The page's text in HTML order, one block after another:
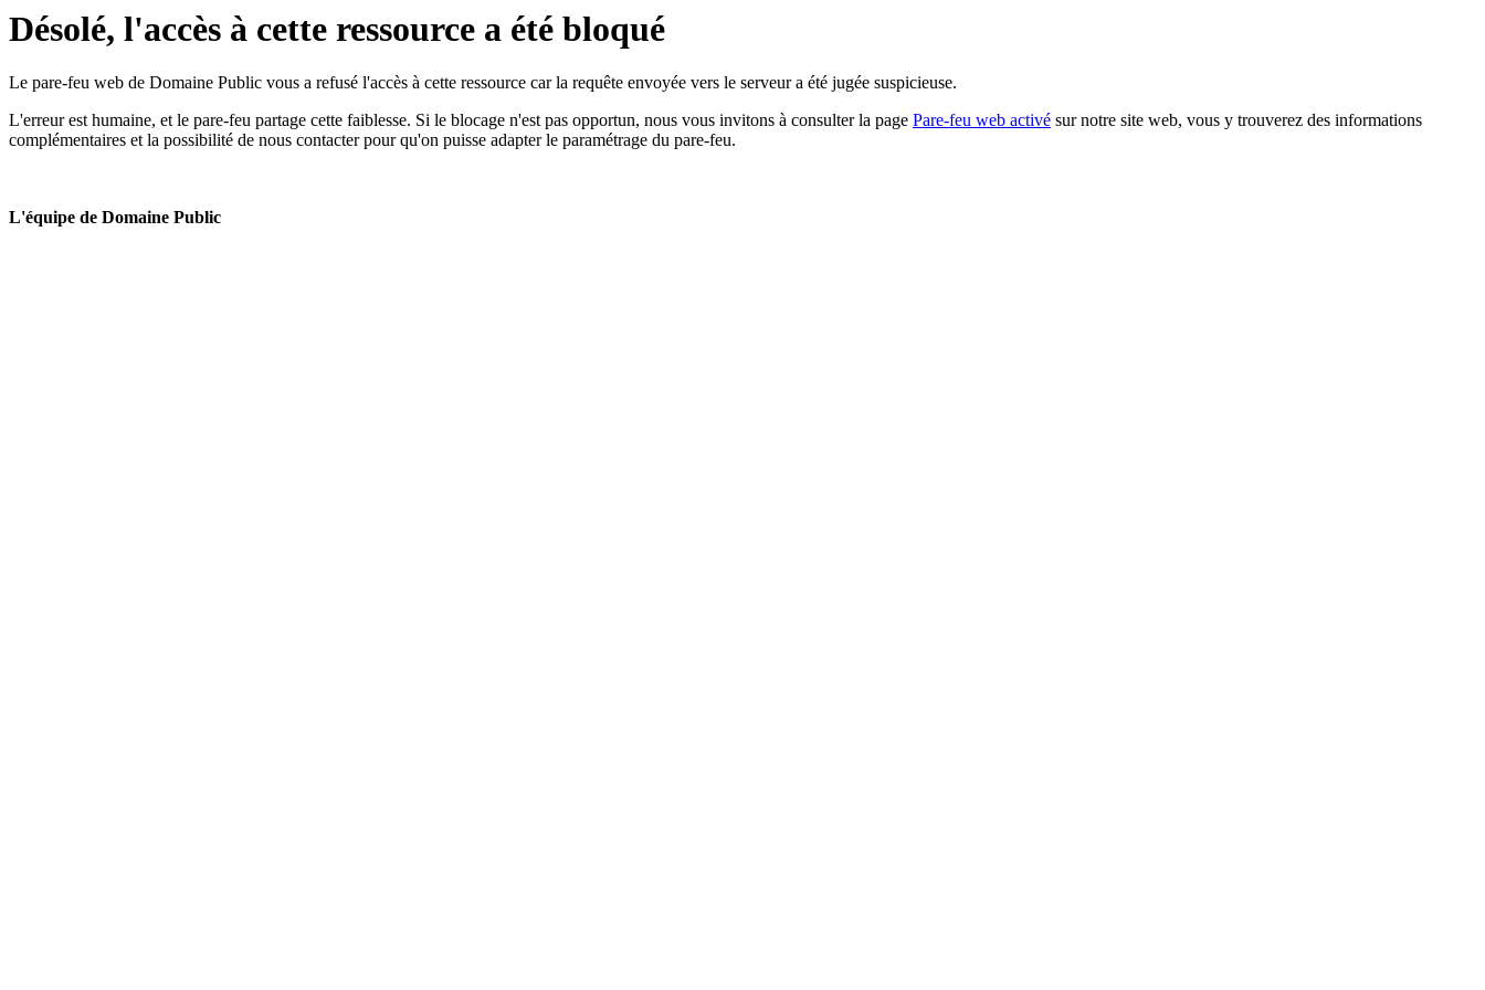
Désolé, l'accès à cette ressource a été bloqué
Le pare-feu web de Domaine Public vous a refusé l'accès à cette ressource car la requête envoyée vers le serveur a été jugée suspicieuse.
L'erreur est humaine, et le pare-feu partage cette faiblesse. Si le blocage n'est pas opportun, nous vous invitons à consulter la page Pare-feu web activé sur notre site web, vous y trouverez des informations
complémentaires et la possibilité de nous contacter pour qu'on puisse adapter le paramétrage du pare-feu.
L'équipe de Domaine Public